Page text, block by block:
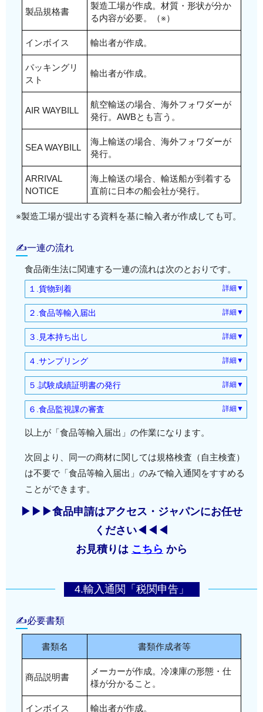
製品規格書
製造工場が作成。材質・形状が分か
る内容が必要。（※）
インボイス 輸出者が作成。
パッキングリ
スト
輸出者が作成。
AIR WAYBILL
航空輸送の場合、海外フォワダーが
発行。AWBとも言う。
SEA WAYBILL
海上輸送の場合、海外フォワダーが
発行。
ARRIVAL
NOTICE
海上輸送の場合、輸送船が到着する
直前に日本の船会社が発行。
※製造工場が提出する資料を基に輸入者が作成しても可。
✍一連の流れ
食品衛生法に関連する一連の流れは次のとおりです。
１.貨物到着 詳細▼
海外から商品が到着すると、空港・海港の保税蔵置
所へ蔵置されます。
通関が許可になるまで、貨物は引き取れません。
規格検査（自主検査）が必要な場合、検査のサンプ
リング作業はこの保税蔵置所内で行われます。
※サンプリング後は検査機関へ持ち出されます。
２.食品等輸入届出 詳細▼
上記の必要書類をもとに《食品等輸入届出書》を作
成し、必要書類を添えて厚労省の食品監視課へ申請
します。
食品監視課は申請内容を確認すると「規格検査（自
主検査）」を受けるよう指導をします。
じた検査を実施します。
※規格検査(自主検査)が必要ない素材の商品でも、
「食品等輸入届出」は必要です。
３.見本持ち出し 詳細▼
保税蔵置場に蔵置されている貨物は税関の許可なし
に持ち出すことはできません。
「規格検査（自主検査）」は検体をサンプリング
し、検査機関へ輸送しなければなりません。
手続き」をします。
税関長へ《 見本持出許可申請書》を提出し許可を得
ることで、このあとのサンプリングを進めることが
できます。
※一時持出しされた見本は、原則として、税関長の
指定する期間内に保税地域に戻さねばなりません。
しかし、その指定期間内に持ち出された見本と保税
を受けた場合においては、保税地域に戻す必要はあ
りません。
４.サンプリング 詳細▼
サンプリングは保税蔵置場で行ないます。
保税蔵置場スタッフ立会のもと、第三者検査機関の
スタッフが蔵置してある商品から必要数量を抜き取
ります。
抜き取られた残りは、通関が許可になるまで引き続
き蔵置されます。
サンプリングされた商品は検査機関の施設に持ち込
まれ、有害な物質が検出されないかを検査します。
検査結果は１週間～10日ほどかかります（検査内容
による）ので、結果が出るまで待ちます。
５.試験成績証明書の発行 詳細▼
分析の結果は、検査機関より《試験成績証明書》が
発行されます。
次回より、この《試験成績証明書》を使用すること
により、規格検査（自主検査）を受ける必要はなく
なります。
ただし、試験をクリアした検体のみが有効であり、
型違い・色違い・材質違いの場合には使用できない
ので注意が必要です。
※食品は1年に１回分析検査を更新しなければいけな
アすれば分析検査の更新は不要です。
６.食品監視課の審査 詳細▼
届出済証》が発行されます。
以上が「食品等輸入届出」の作業になります。
次回より、同一の商材に関しては規格検査（自主検査）
は不要で「食品等輸入届出」のみで輸入通関をすすめる
ことができます。
▶▶▶食品申請はアクセス・ジャパンにお任せ
ください◀◀◀
お見積りは こちら から
4.輸入通関「税関申告」
✍必要書類
書類名 書類作成者等
商品説明書
メーカーが作成。冷凍庫の形態・仕
様が分かること。
インボイス 輸出者が作成。